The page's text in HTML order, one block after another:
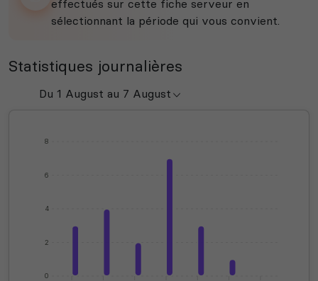
effectués sur cette fiche serveur en
sélectionnant la période qui vous convient.
Statistiques journalières
0
2
4
6
8